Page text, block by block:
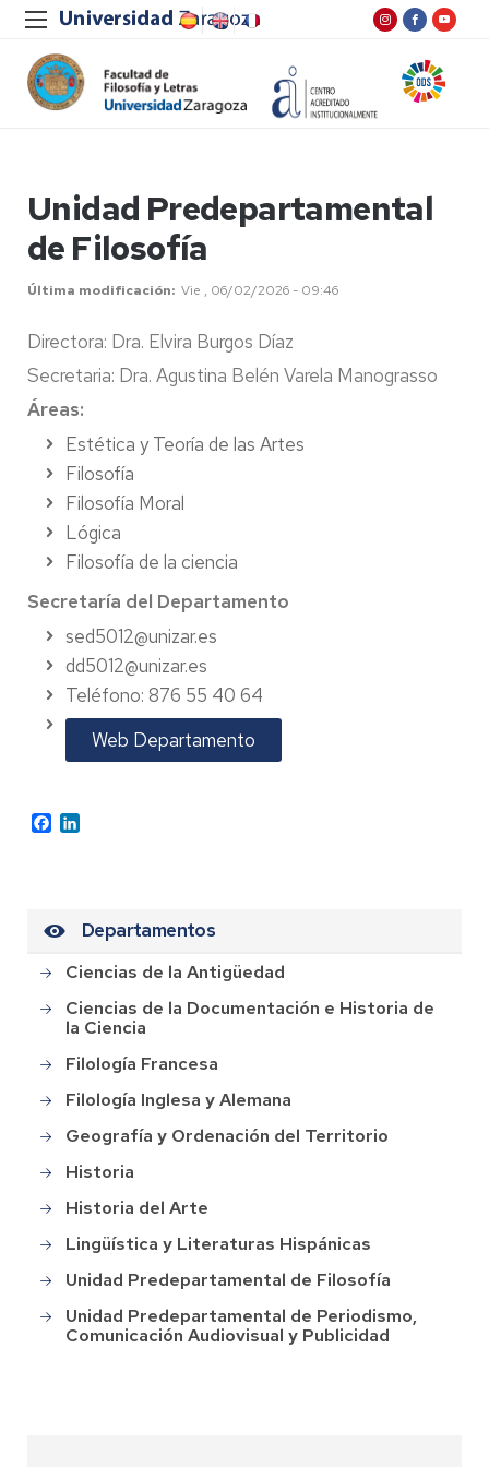
Unidad Predepartamental
de Filosofía
Última modificación Vie , 06/02/2026 - 09:46
Directora: Dra. Elvira Burgos Díaz
Secretaria: Dra. Agustina Belén Varela Manograsso
Áreas:
Estética y Teoría de las Artes
Filosofía
Filosofía Moral
Lógica
Filosofía de la ciencia
Secretaría del Departamento
sed5012@unizar.es
dd5012@unizar.es
Teléfono: 876 55 40 64
Web Departamento
Facebook
Departamentos
Ciencias de la Antigüedad
Ciencias de la Documentación e Historia de
la Ciencia
Filología Francesa
Filología Inglesa y Alemana
Geografía y Ordenación del Territorio
Historia
Historia del Arte
Lingüística y Literaturas Hispánicas
Unidad Predepartamental de Filosofía
Unidad Predepartamental de Periodismo,
Comunicación Audiovisual y Publicidad